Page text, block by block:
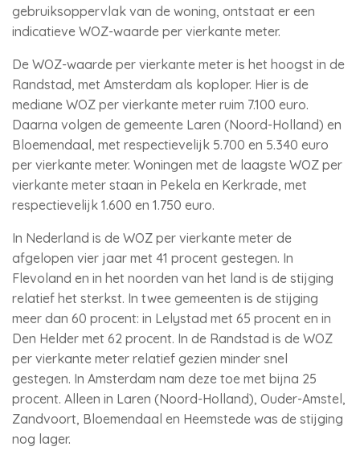
gebruiksoppervlak van de woning, ontstaat er een
indicatieve WOZ-waarde per vierkante meter.
De WOZ-waarde per vierkante meter is het hoogst in de
Randstad, met Amsterdam als koploper. Hier is de
mediane WOZ per vierkante meter ruim 7.100 euro.
Daarna volgen de gemeente Laren (Noord-Holland) en
Bloemendaal, met respectievelijk 5.700 en 5.340 euro
per vierkante meter. Woningen met de laagste WOZ per
vierkante meter staan in Pekela en Kerkrade, met
respectievelijk 1.600 en 1.750 euro.
In Nederland is de WOZ per vierkante meter de
afgelopen vier jaar met 41 procent gestegen. In
Flevoland en in het noorden van het land is de stijging
relatief het sterkst. In twee gemeenten is de stijging
meer dan 60 procent: in Lelystad met 65 procent en in
Den Helder met 62 procent. In de Randstad is de WOZ
per vierkante meter relatief gezien minder snel
gestegen. In Amsterdam nam deze toe met bijna 25
procent. Alleen in Laren (Noord-Holland), Ouder-Amstel,
Zandvoort, Bloemendaal en Heemstede was de stijging
nog lager.